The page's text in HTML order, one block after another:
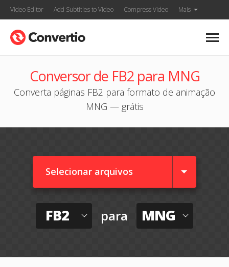
Video Editor Add Subtitles to Video Compress Video Mais
Conversor de FB2 para MNG
Converta páginas FB2 para formato de animação
MNG — grátis
Selecionar arquivos
FB2 para MNG